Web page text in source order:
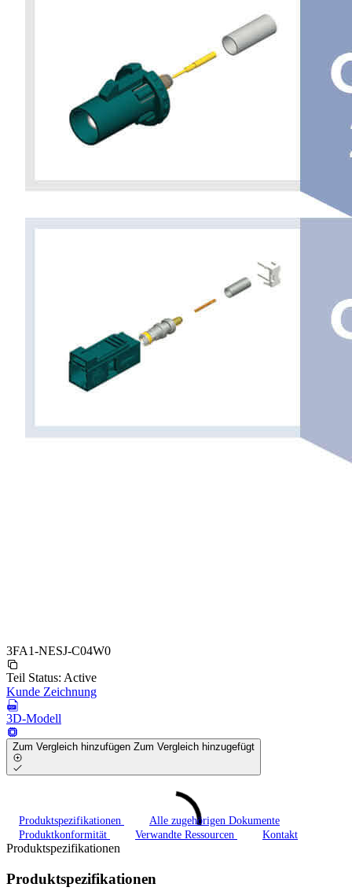
3FA1-NESJ-C04W0
Teil Status: Active
Kunde Zeichnung
3D-Modell
Zum Vergleich hinzufügen Zum Vergleich hinzugefügt
Produktspezifikationen
Alle zugehörigen Dokumente
Produktkonformität
Verwandte Ressourcen Kontakt
Produktspezifikationen
Produktspezifikationen